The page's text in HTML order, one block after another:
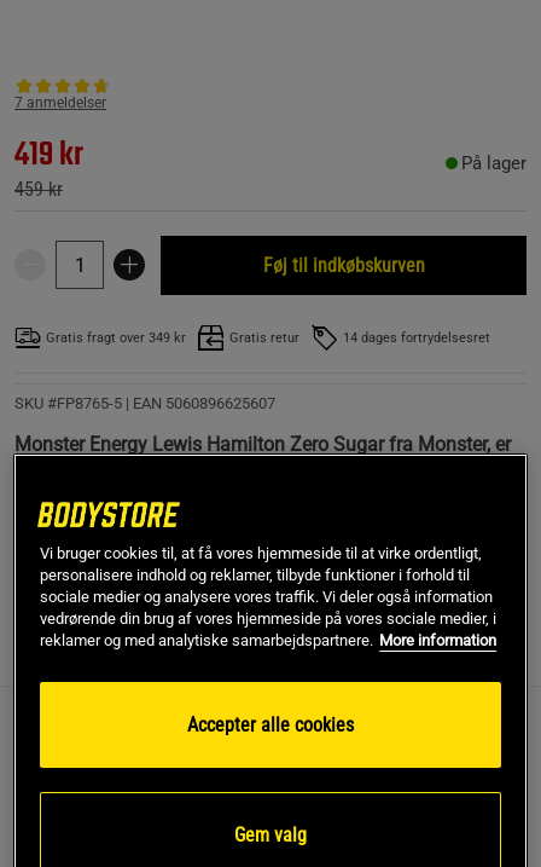
7 anmeldelser
419 kr
459 kr
På lager
Føj til indkøbskurven
Gratis fragt over 349 kr Gratis retur 14 dages fortrydelsesret
SKU #FP8765-5 | EAN 5060896625607
Monster Energy Lewis Hamilton Zero Sugar fra Monster, er
guarana og udvalgte vitaminer. Perfekt, når du har brug for
lidt ekstra energi i løbet af dagen eller inden træning.
Læs mere
Information Anmeldelser Næringsværdi og ingredienser
Monster har udviklet en helt unik og rigtig god smag med
Lewis Hamilton Zero Sugar. En energidrik, som er energifri
og som har et naturligt indhold af vitaminer sammen med
ønsker at tanke lidt ekstra energi op i løbet af dagen.
Vi bruger cookies til, at få vores hjemmeside til at virke ordentligt,
personalisere indhold og reklamer, tilbyde funktioner i forhold til
sociale medier og analysere vores traffik. Vi deler også information
vedrørende din brug af vores hjemmeside på vores sociale medier, i
reklamer og med analytiske samarbejdspartnere. More information
Accepter alle cookies
Gem valg